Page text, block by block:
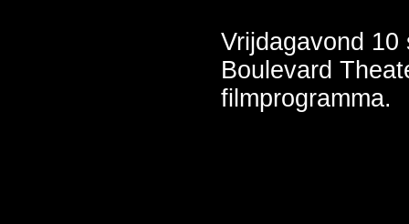
Vrijdagavond 10
Boulevard
filmprogramma.